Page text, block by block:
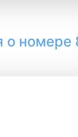
о номере